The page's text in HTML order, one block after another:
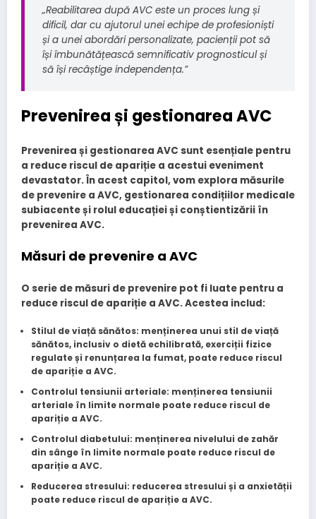
„Reabilitarea după AVC este un proces lung și
dificil, dar cu ajutorul unei echipe de profesioniști
și a unei abordări personalizate, pacienții pot să
își îmbunătățească semnificativ prognosticul și
să își recâștige independența.”
Prevenirea și gestionarea AVC
Prevenirea și gestionarea AVC sunt esențiale pentru
a reduce riscul de apariție a acestui eveniment
devastator. În acest capitol, vom explora măsurile
de prevenire a AVC, gestionarea condițiilor medicale
subiacente și rolul educației și conștientizării în
prevenirea AVC.
Măsuri de prevenire a AVC
O serie de măsuri de prevenire pot fi luate pentru a
reduce riscul de apariție a AVC. Acestea includ:
Stilul de viață sănătos: menținerea unui stil de viață
sănătos, inclusiv o dietă echilibrată, exerciții fizice
regulate și renunțarea la fumat, poate reduce riscul
de apariție a AVC.
Controlul tensiunii arteriale: menținerea tensiunii
arteriale în limite normale poate reduce riscul de
apariție a AVC.
Controlul diabetului: menținerea nivelului de zahăr
din sânge în limite normale poate reduce riscul de
apariție a AVC.
Reducerea stresului: reducerea stresului și a anxietății
poate reduce riscul de apariție a AVC.